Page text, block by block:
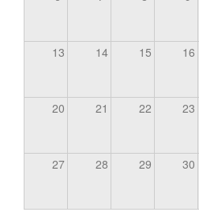
13 14 15 16
20 21 22 23
27 28 29 30